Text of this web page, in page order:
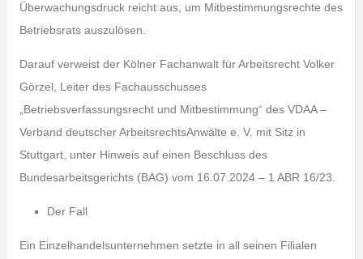
Überwachungsdruck reicht aus, um Mitbestimmungsrechte des
Betriebsrats auszulösen.
Darauf verweist der Kölner Fachanwalt für Arbeitsrecht Volker
Görzel, Leiter des Fachausschusses
„Betriebsverfassungsrecht und Mitbestimmung“ des VDAA –
Verband deutscher ArbeitsrechtsAnwälte e. V. mit Sitz in
Stuttgart, unter Hinweis auf einen Beschluss des
Bundesarbeitsgerichts (BAG) vom 16.07.2024 – 1 ABR 16/23.
Der Fall
Ein Einzelhandelsunternehmen setzte in all seinen Filialen